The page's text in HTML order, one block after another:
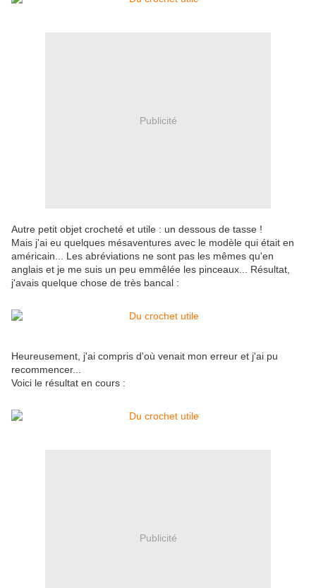
Publicité
Autre petit objet crocheté et utile : un dessous de tasse !
Mais j'ai eu quelques mésaventures avec le modèle qui était en
américain... Les abréviations ne sont pas les mêmes qu'en
anglais et je me suis un peu emmêlée les pinceaux... Résultat,
j'avais quelque chose de très bancal :
Heureusement, j'ai compris d'où venait mon erreur et j'ai pu
recommencer...
Voici le résultat en cours :
Publicité